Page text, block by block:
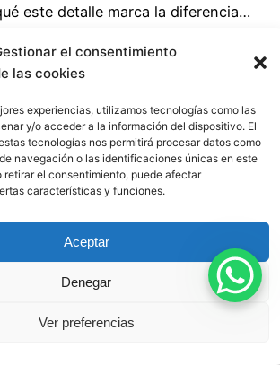
el consentimiento
las cookies
experiencias, utilizamos tecnologías como las
y/o acceder a la información del dispositivo. El
tecnologías nos permitirá procesar datos como
navegación o las identificaciones únicas en este
retirar el consentimiento, puede afectar
características y funciones.
Aceptar
Denegar
Ver preferencias
este detalle marca la diferencia…
el depositante, reconociendo la
en que se encuentra
sus bienes a un tercero en
de emergencia.
sobre el
necesario